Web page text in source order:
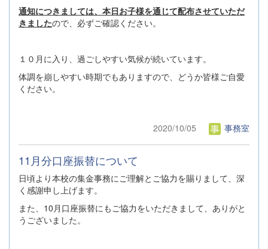
通知につきましては、本日お子様を通じて配布させていただ
きましたので、必ずご確認ください。
１０月に入り、過ごしやすい気候が続いています。
体調を崩しやすい時期でもありますので、どうか皆様ご自愛
ください。
2020/10/05 事務室
11月分口座振替について
日頃より本校の集金事務にご理解とご協力を賜りまして、深
く感謝申し上げます。
また、10月口座振替にもご協力をいただきまして、ありがと
うございました。